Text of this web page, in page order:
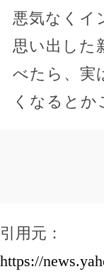
悪気なくイ
思い出した
べたら、実
くなるとか
引用元：
https://